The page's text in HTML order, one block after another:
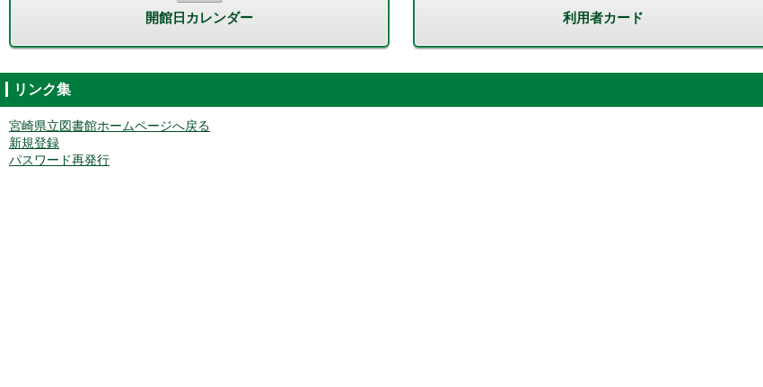
開館日カレンダー 利用者カード
リンク集
宮崎県立図書館ホームページへ戻る
新規登録
パスワード再発行